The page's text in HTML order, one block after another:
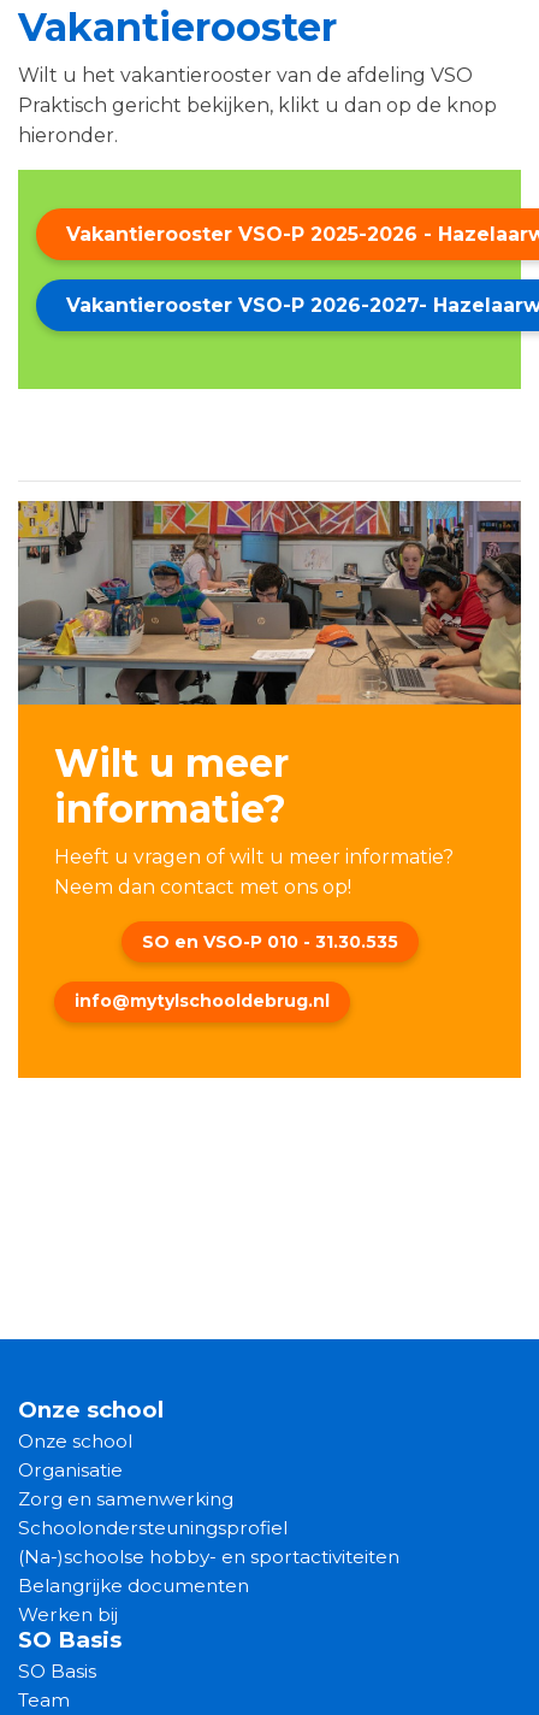
Vakantierooster
Wilt u het vakantierooster van de afdeling VSO
Praktisch gericht bekijken, klikt u dan op de knop
hieronder.
Vakantierooster VSO-P 2025-2026 -
Vakantierooster VSO-P 2026-2027-
Wilt u meer
informatie?
Heeft u vragen of wilt u meer informatie?
Neem dan contact met ons op!
SO en VSO-P 010 - 31.30.535
info@mytylschooldebrug.nl
Onze school
Onze school
Organisatie
Zorg en samenwerking
Schoolondersteuningsprofiel
(Na-)schoolse hobby- en sportactiviteiten
Belangrijke documenten
Werken bij
SO Basis
SO Basis
Team